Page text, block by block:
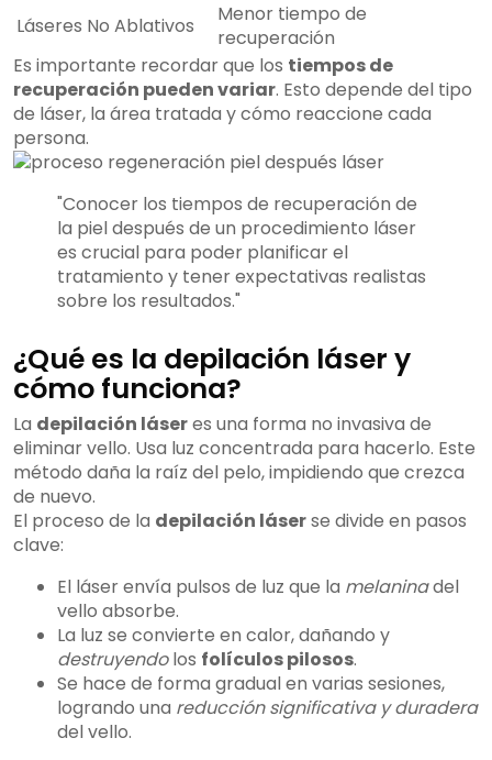
Láseres No Ablativos
Menor tiempo de
recuperación
Es importante recordar que los tiempos de
recuperación pueden variar. Esto depende del tipo
de láser, la área tratada y cómo reaccione cada
persona.
"Conocer los tiempos de recuperación de
la piel después de un procedimiento láser
es crucial para poder planificar el
tratamiento y tener expectativas realistas
sobre los resultados."
¿Qué es la depilación láser y
cómo funciona?
La depilación láseres una forma no invasiva de
eliminar vello. Usa luz concentrada para hacerlo. Este
método daña la raíz del pelo, impidiendo que crezca
de nuevo.
El proceso de la depilación láserse divide en pasos
clave:
El láser envía pulsos de luz que la melaninadel
vello absorbe.
La luz se convierte en calor, dañando y
destruyendolos folículos pilosos.
Se hace de forma gradual en varias sesiones,
logrando una reducción significativa y duradera
del vello.